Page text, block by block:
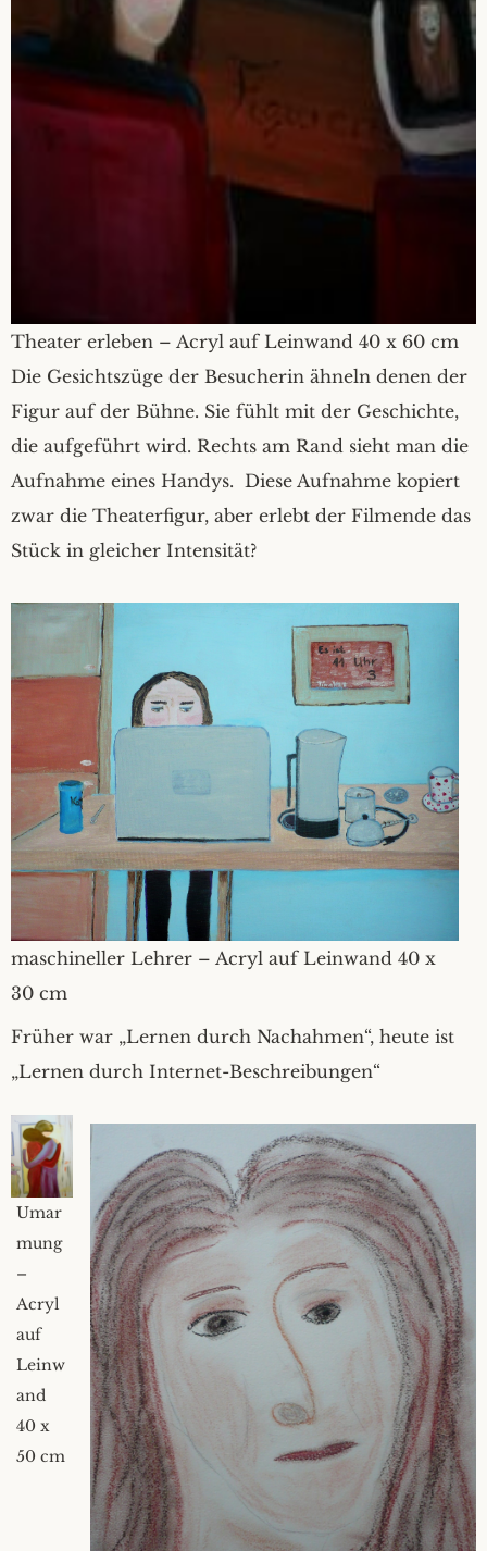
Theater erleben – Acryl auf Leinwand 40 x 60 cm
Die Gesichtszüge der Besucherin ähneln denen der
Figur auf der Bühne. Sie fühlt mit der Geschichte,
die aufgeführt wird. Rechts am Rand sieht man die
Aufnahme eines Handys. Diese Aufnahme kopiert
zwar die Theaterfigur, aber erlebt der Filmende das
Stück in gleicher Intensität?
maschineller Lehrer – Acryl auf Leinwand 40 x
30 cm
Früher war „Lernen durch Nachahmen“, heute ist
„Lernen durch Internet-Beschreibungen“
Umar
mung
–
Acryl
auf
Leinw
and
40 x
50 cm